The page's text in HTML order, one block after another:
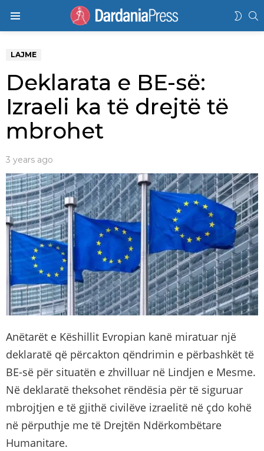
LAJME
Deklarata e BE-së:
Izraeli ka të drejtë të
mbrohet
3 years ago
Anëtarët e Këshillit Evropian kanë miratuar një
deklaratë që përcakton qëndrimin e përbashkët të
BE-së për situatën e zhvilluar në Lindjen e Mesme.
Në deklaratë theksohet rëndësia për të siguruar
mbrojtjen e të gjithë civilëve izraelitë në çdo kohë
në përputhje me të Drejtën Ndërkombëtare
Humanitare.